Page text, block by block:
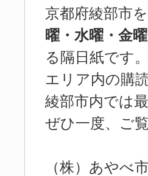
京都府綾部市
曜・水曜・金
る隔日紙です
エリア内の購
綾部市内では
ぜひ一度、ご
（株）あやべ